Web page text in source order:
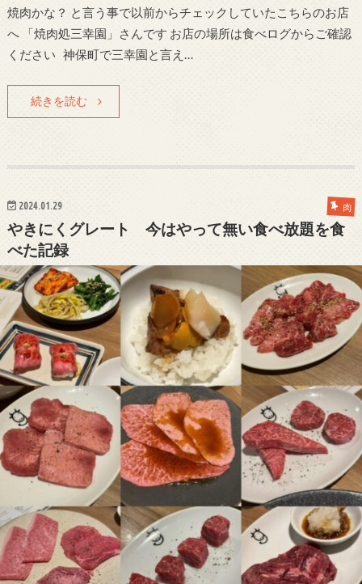
焼肉かな？ と言う事で以前からチェックしていたこちらのお店
へ 「焼肉処三幸園」さんです お店の場所は食べログからご確認
ください 神保町で三幸園と言え…
続きを読む
2024.01.29 肉
やきにくグレート 今はやって無い食べ放題を食
べた記録